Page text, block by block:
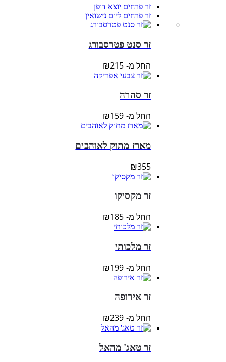
זר פרחים יוצא דופן
זר פרחים ליום נישואין
זר סנט פטרסבורג
החל מ- ₪215
זר סהרה
החל מ- ₪159
מארז מתוק לאוהבים
₪355
זר מקסיקו
החל מ- ₪185
זר מלכותי
החל מ- ₪199
זר אירופה
החל מ- ₪239
זר טאג' מהאל